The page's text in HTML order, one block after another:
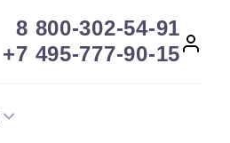
8 800-302-54-91
+7 495-777-90-15